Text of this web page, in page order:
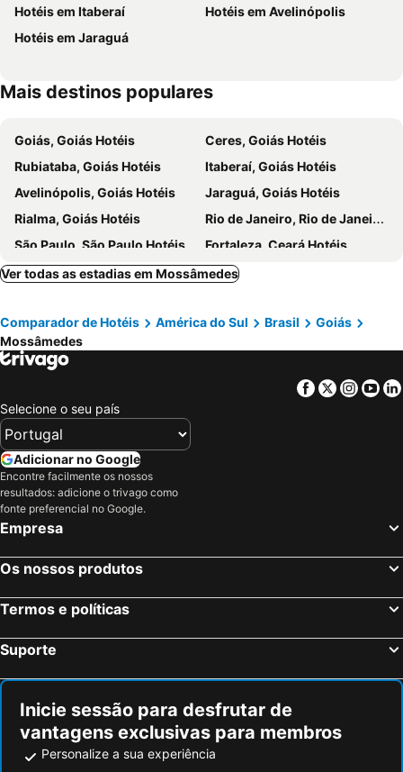
Hotéis em Itaberaí
Hotéis em Avelinópolis
Hotéis em Jaraguá
Mais destinos populares
Goiás, Goiás Hotéis
Ceres, Goiás Hotéis
Rubiataba, Goiás Hotéis
Itaberaí, Goiás Hotéis
Avelinópolis, Goiás Hotéis
Jaraguá, Goiás Hotéis
Rialma, Goiás Hotéis
Rio de Janeiro, Rio de Janeiro Hotéis
São Paulo, São Paulo Hotéis
Fortaleza, Ceará Hotéis
Natal, Rio Grande do Norte Hotéis
Foz do Iguaçu, Paraná Hotéis
Maceió, Alagoas Hotéis
Porto Seguro, Bahia Hotéis
Ver todas as estadias em Mossâmedes
Comparador de Hotéis América do Sul Brasil
Goiás
Mossâmedes
Facebook
Twitter
Selecione o seu país
Adicionar no Google
Encontre facilmente os nossos
resultados: adicione o trivago como
fonte preferencial no Google.
Empresa
Os nossos produtos
Termos e políticas
Suporte
Inicie sessão para desfrutar de
vantagens exclusivas para membros
Personalize a sua experiência